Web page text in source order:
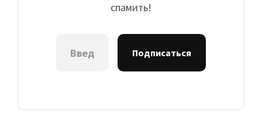
спамить!
Подписаться